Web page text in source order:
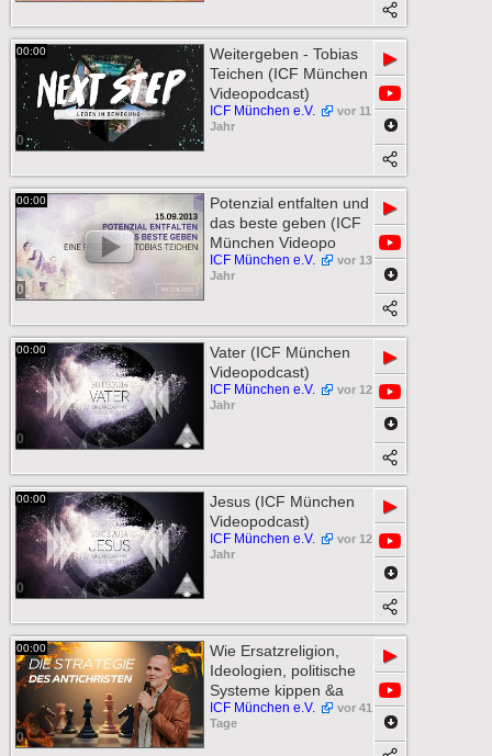
00:00
0
Weitergeben - Tobias
Teichen (ICF München
Videopodcast)
ICF München e.V.
vor 11
Jahr
▶
00:00
0
Potenzial entfalten und
das beste geben (ICF
München Videopo
ICF München e.V.
vor 13
Jahr
▶
00:00
0
Vater (ICF München
Videopodcast)
ICF München e.V.
vor 12
Jahr
▶
00:00
0
Jesus (ICF München
Videopodcast)
ICF München e.V.
vor 12
Jahr
▶
00:00
0
Wie Ersatzreligion,
Ideologien, politische
Systeme kippen &a
ICF München e.V.
vor 41
Tage
▶